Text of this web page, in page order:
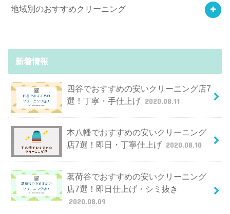
地域別のおすすめクリーニング
新着情報
四谷でおすすめの安いクリーニング店7
選！丁寧・手仕上げ 2020.08.11
本八幡でおすすめの安いクリーニング
店7選！即日・丁寧仕上げ 2020.08.10
茗荷谷でおすすめの安いクリーニング
店7選！即日仕上げ・シミ抜き
2020.08.09